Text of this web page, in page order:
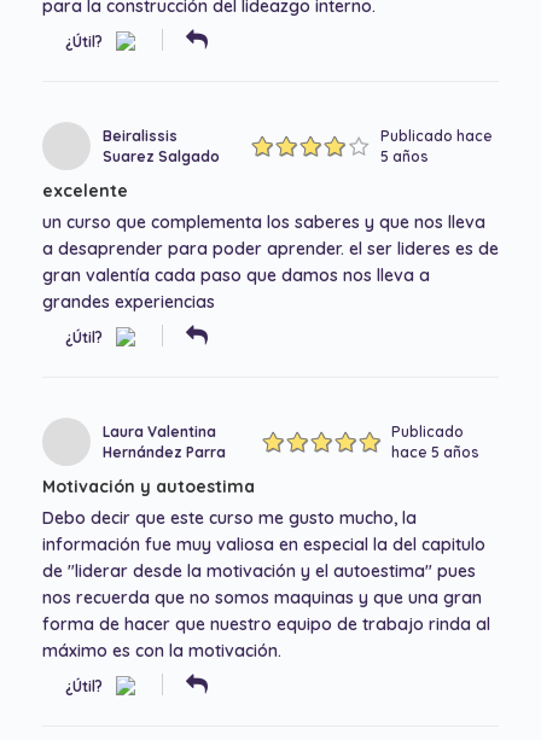
para la construcción del lideazgo interno.
¿Útil?
Beiralissis
Suarez Salgado
Publicado hace
5 años
excelente
un curso que complementa los saberes y que nos lleva
a desaprender para poder aprender. el ser lideres es de
gran valentía cada paso que damos nos lleva a
grandes experiencias
¿Útil?
Laura Valentina
Hernández Parra
Publicado
hace 5 años
Motivación y autoestima
Debo decir que este curso me gusto mucho, la
información fue muy valiosa en especial la del capitulo
de "liderar desde la motivación y el autoestima" pues
nos recuerda que no somos maquinas y que una gran
forma de hacer que nuestro equipo de trabajo rinda al
máximo es con la motivación.
¿Útil?